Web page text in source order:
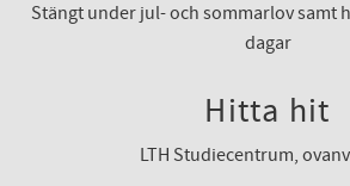
Stängt under jul- och sommarlov samt
dagar
Hitta hit
LTH Studiecentrum,